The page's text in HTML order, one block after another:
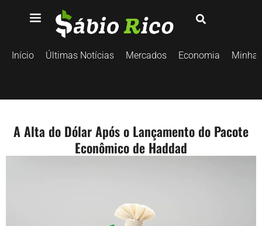
Início Últimas Notícias Mercados Economia
A Alta do Dólar Após o Lançamento do Pacote
Econômico de Haddad